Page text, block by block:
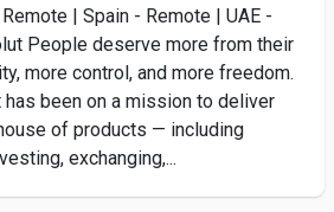
| Spain - Remote | UAE -
People deserve more from their
more control, and more freedom.
has been on a mission to deliver
of products — including
exchanging,...